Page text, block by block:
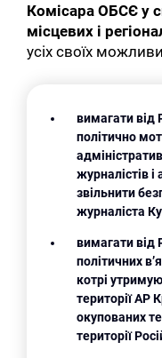
Комісара ОБСЄ у
місцевих і
усіх своїх
вимагати від
політично
журналістів і
звільнити
журналіста
вимагати від
політичних
котрі
території АР
окупованих
території